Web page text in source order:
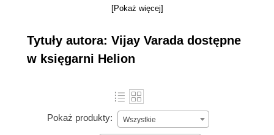
[Pokaż więcej]
Tytuły autora: Vijay Varada dostępne
w księgarni Helion
Pokaż produkty: Wszystkie